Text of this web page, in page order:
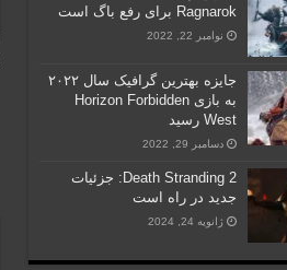
Ragnarok برای رفع باگ است
نوامبر 22, 2022
جایزه بهترین گرافیک سال ۲۰۲۲
به بازی Horizon Forbidden
West رسید
دسامبر 29, 2022
Death Stranding 2: جزئیات
جدید در راه است
ژانویه 24, 2024